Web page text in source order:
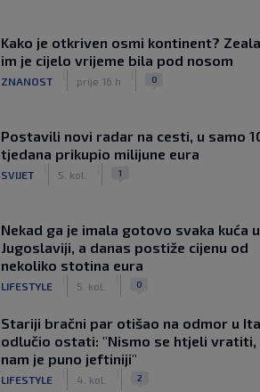
Kako je otkriven osmi kontinent?
im je cijelo vrijeme bila pod nosom
ZNANOST prije 16 h 0
Postavili novi radar na cesti, u samo
tjedana prikupio milijune eura
SVIJET 5. kol. 1
Nekad ga je imala gotovo svaka kuća u
Jugoslaviji, a danas postiže cijenu od
nekoliko stotina eura
LIFESTYLE 5. kol. 0
Stariji bračni par otišao na odmor u
odlučio ostati: "Nismo se htjeli
nam je puno jeftiniji"
LIFESTYLE 4. kol. 2